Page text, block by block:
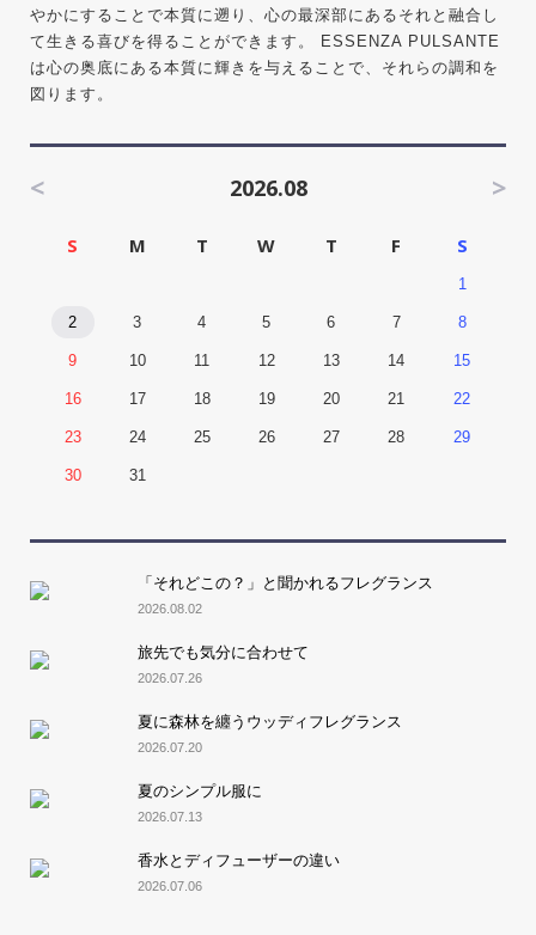
やかにすることで本質に遡り、心の最深部にあるそれと融合し
て生きる喜びを得ることができます。 ESSENZA PULSANTE
は心の奥底にある本質に輝きを与えることで、それらの調和を
図ります。
< 2026.08 >
S M T W T F S
1
2 3 4 5 6 7 8
9 10 11 12 13 14 15
16 17 18 19 20 21 22
23 24 25 26 27 28 29
30 31
「それどこの？」と聞かれるフレグランス
2026.08.02
旅先でも気分に合わせて
2026.07.26
夏に森林を纏うウッディフレグランス
2026.07.20
夏のシンプル服に
2026.07.13
香水とディフューザーの違い
2026.07.06